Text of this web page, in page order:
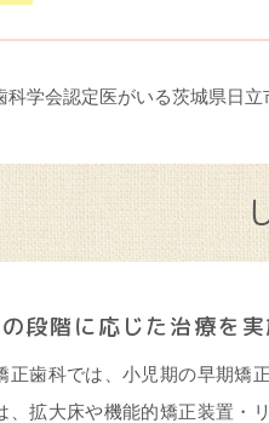
科学会認定医がいる茨城県日
段階に応じた治療を実
正歯科では、小児期の早期矯
、拡大床や機能的矯正装置・